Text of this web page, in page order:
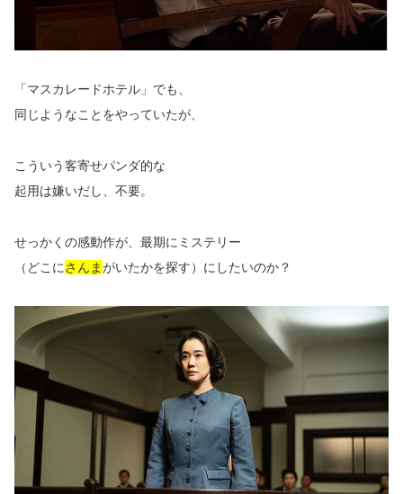
「マスカレードホテル」でも、
同じようなことをやっていたが、
こういう客寄せパンダ的な
起用は嫌いだし、不要。
せっかくの感動作が、最期にミステリー
（どこにさんまがいたかを探す）にしたいのか？